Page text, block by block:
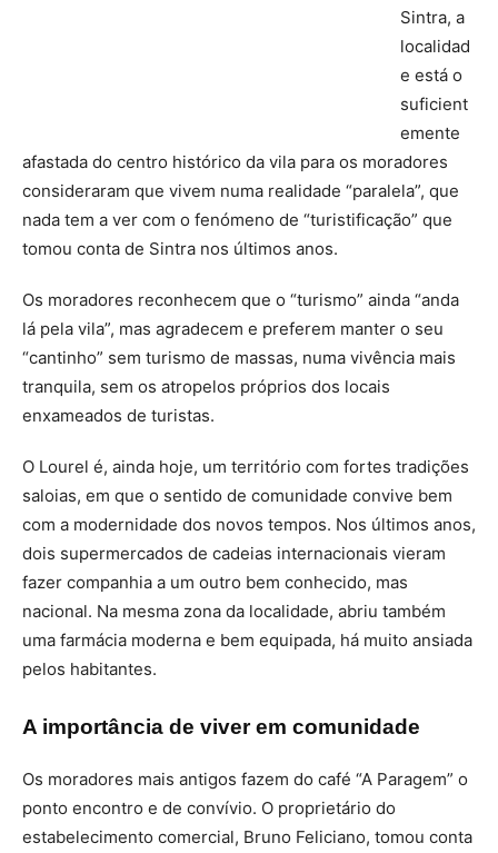
Sintra, a
localidad
e está o
suficient
emente
afastada do centro histórico da vila para os moradores
consideraram que vivem numa realidade “paralela”, que
nada tem a ver com o fenómeno de “turistificação” que
tomou conta de Sintra nos últimos anos.
Os moradores reconhecem que o “turismo” ainda “anda
lá pela vila”, mas agradecem e preferem manter o seu
“cantinho” sem turismo de massas, numa vivência mais
tranquila, sem os atropelos próprios dos locais
enxameados de turistas.
O Lourel é, ainda hoje, um território com fortes tradições
saloias, em que o sentido de comunidade convive bem
com a modernidade dos novos tempos. Nos últimos anos,
dois supermercados de cadeias internacionais vieram
fazer companhia a um outro bem conhecido, mas
nacional. Na mesma zona da localidade, abriu também
uma farmácia moderna e bem equipada, há muito ansiada
pelos habitantes.
A importância de viver em comunidade
Os moradores mais antigos fazem do café “A Paragem” o
ponto encontro e de convívio. O proprietário do
estabelecimento comercial, Bruno Feliciano, tomou conta